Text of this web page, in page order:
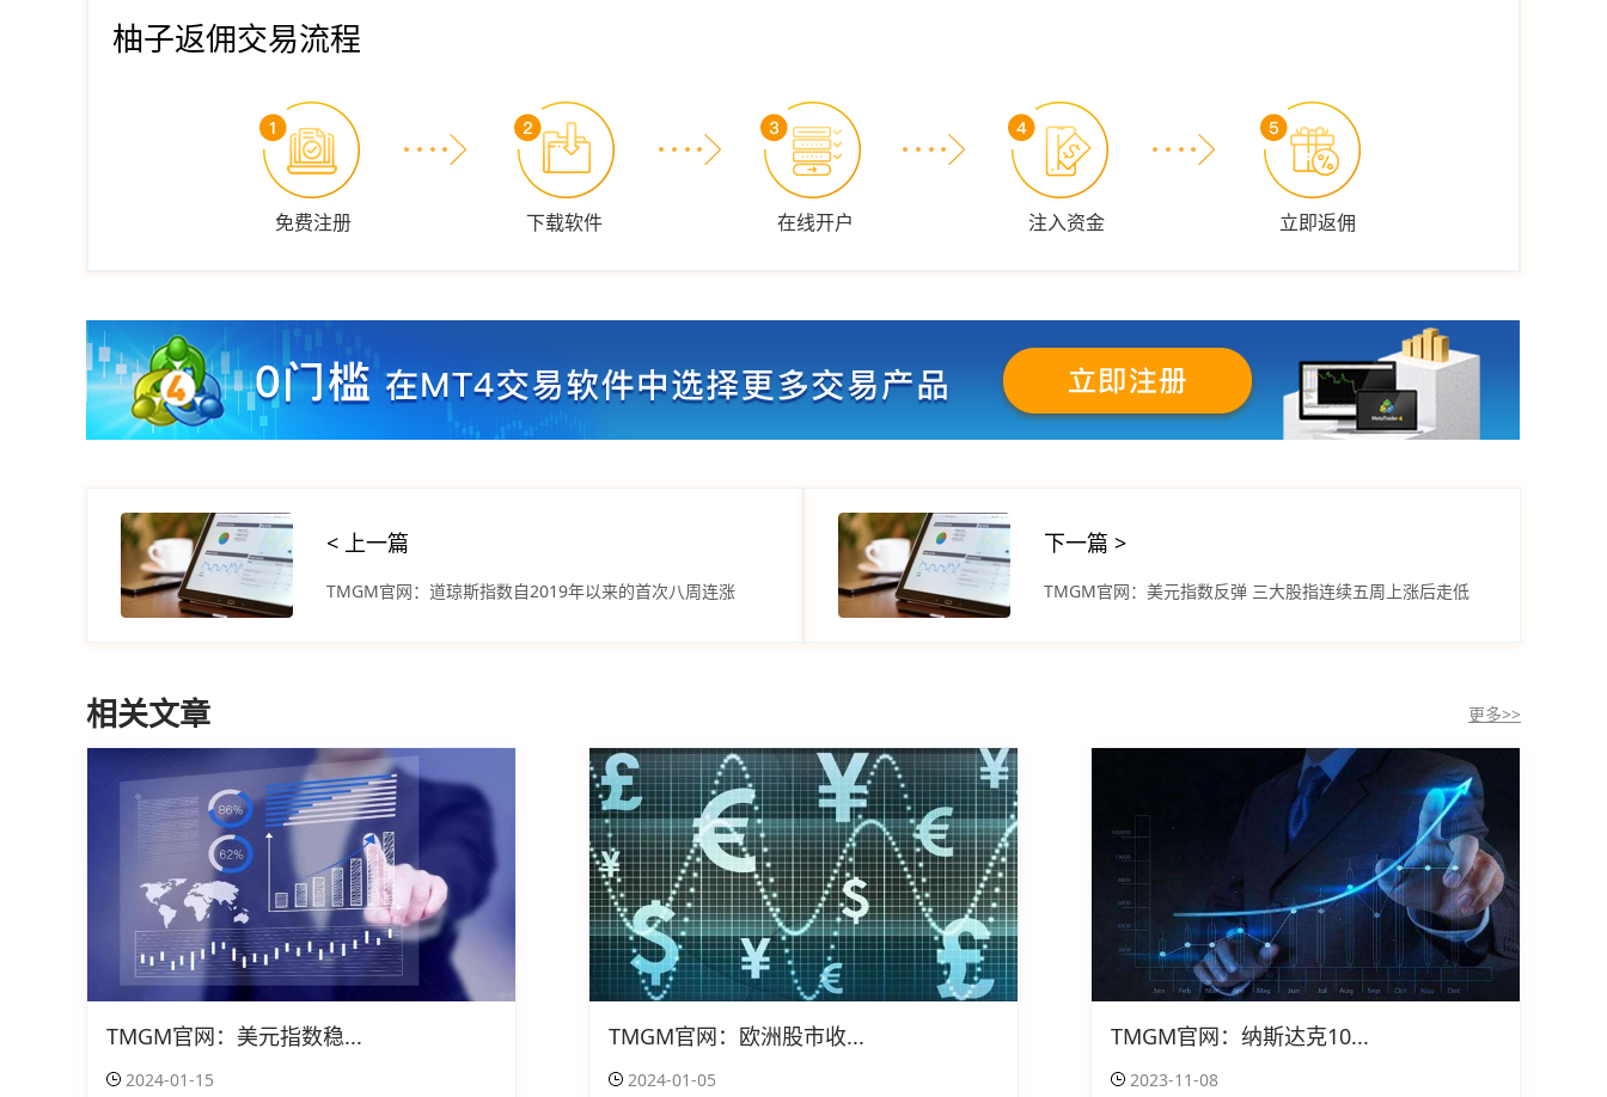
柚子返佣交易流程
免费注册 下载软件 在线开户 注入资金 立即返佣
< 上一篇
TMGM官网：道琼斯指数自2019年以来的首次八周连涨
下一篇 >
TMGM官网：美元指数反弹 三大股指连续五周上涨后走低
相关文章 更多>>
TMGM官网：美元指数稳...
2024-01-15
TMGM官网：欧洲股市收...
2024-01-05
TMGM官网：纳斯达克10...
2023-11-08